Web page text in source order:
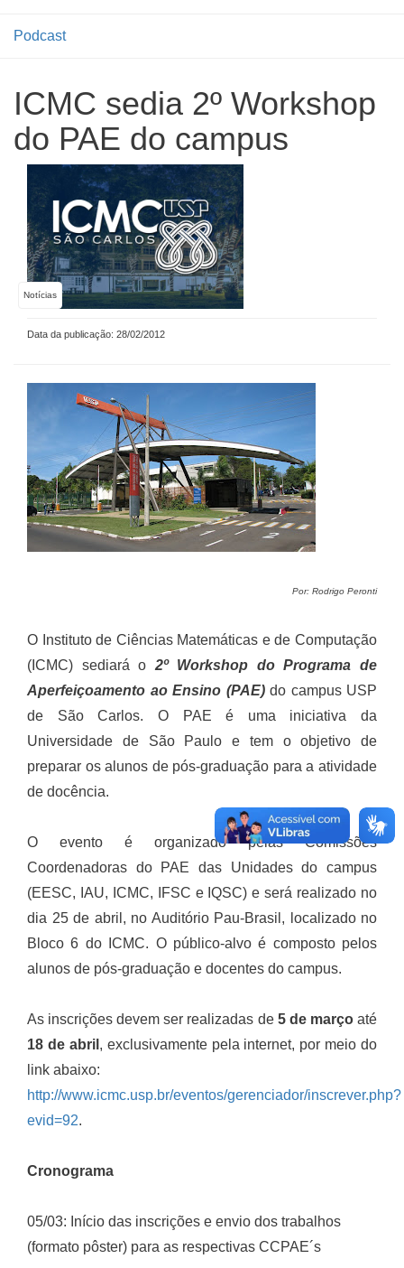
Podcast
ICMC sedia 2º Workshop
do PAE do campus
Notícias
Data da publicação: 28/02/2012
Por: Rodrigo Peronti
O Instituto de Ciências Matemáticas e de Computação
(ICMC) sediará o 2º Workshop do Programa de
Aperfeiçoamento ao Ensino (PAE)do campus USP
de São Carlos. O PAE é uma iniciativa da
Universidade de São Paulo e tem o objetivo de
preparar os alunos de pós-graduação para a atividade
de docência.
O evento é organizado pelas Comissões
Coordenadoras do PAE das Unidades do campus
(EESC, IAU, ICMC, IFSC e IQSC) e será realizado no
dia 25 de abril, no Auditório Pau-Brasil, localizado no
Bloco 6 do ICMC. O público-alvo é composto pelos
alunos de pós-graduação e docentes do campus.
As inscrições devem ser realizadas de 5 de marçoaté
18 de abril , exclusivamente pela internet, por meio do
link abaixo:
http://www.icmc.usp.br/eventos/gerenciador/inscrever.php?
evid=92.
Cronograma
05/03: Início das inscrições e envio dos trabalhos
(formato pôster) para as respectivas CCPAE´s